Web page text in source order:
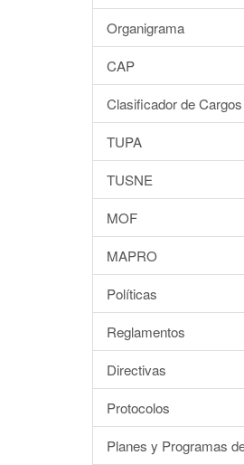
Organigrama
CAP
Clasificador de Cargos
TUPA
TUSNE
MOF
MAPRO
Políticas
Reglamentos
Directivas
Protocolos
Planes y Programas